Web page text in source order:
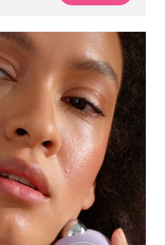
Entrega prevista8/12/26
Entrega prevista 8/12/26
Entrega prevista 8/20/26
Entrega prevista 8/14/26
Entrega prevista 8/12/26
Entrega prevista 8/12/26
Entrega prevista
Entrega prevista8/17/26